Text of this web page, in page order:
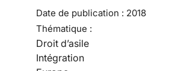
Date de publication : 2018
Thématique :
Droit d’asile
Intégration